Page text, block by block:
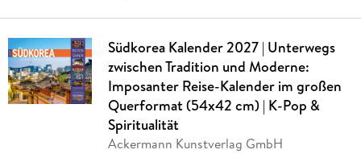
Südkorea Kalender 2027 | Unterwegs
zwischen Tradition und Moderne:
Imposanter Reise-Kalender im großen
Querformat (54x42 cm) | K-Pop &
Spiritualität
Ackermann Kunstverlag GmbH